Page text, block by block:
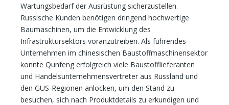
Wartungsbedarf der Ausrüstung sicherzustellen.
Russische Kunden benötigen dringend hochwertige
Baumaschinen, um die Entwicklung des
Infrastruktursektors voranzutreiben. Als führendes
Unternehmen im chinesischen Baustoffmaschinensektor
konnte Qunfeng erfolgreich viele Baustofflieferanten
und Handelsunternehmensvertreter aus Russland und
den GUS-Regionen anlocken, um den Stand zu
besuchen, sich nach Produktdetails zu erkundigen und